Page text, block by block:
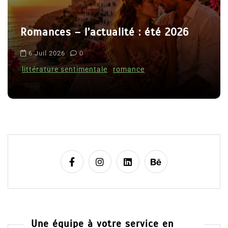
r
t
i
c
e
Le coupable n’est pas Camille de
Clara Delcourt
8 Juil 2026 0
Une équipe à votre service en